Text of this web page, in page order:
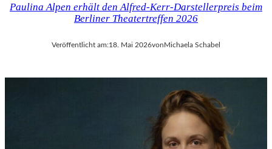
Paulina Alpen erhält den Alfred-Kerr-Darstellerpreis beim
Berliner Theatertreffen 2026
Veröffentlicht am:18. Mai 2026vonMichaela Schabel